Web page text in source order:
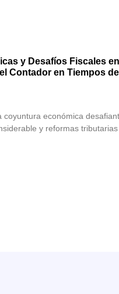
y Desafíos Fiscales en
Contador en Tiempos de
económica
y reformas tributarias